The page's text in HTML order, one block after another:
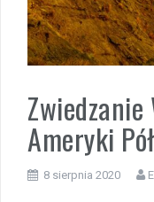
Ameryki
8 sierpnia 2020